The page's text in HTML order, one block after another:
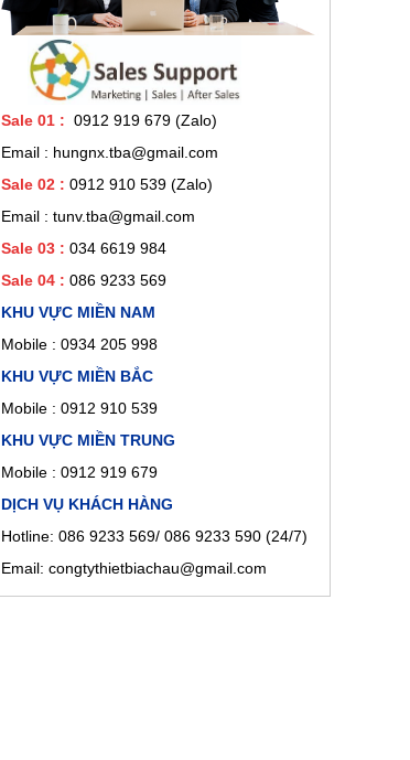
Sale 01 : 0912 919 679 (Zalo)
Email : hungnx.tba@gmail.com
Sale 02 : 0912 910 539 (Zalo)
Email : tunv.tba@gmail.com
Sale 03 : 034 6619 984
Sale 04 : 086 9233 569
KHU VỰC MIỀN NAM
Mobile : 0934 205 998
KHU VỰC MIỀN BẮC
Mobile : 0912 910 539
KHU VỰC MIỀN TRUNG
Mobile : 0912 919 679
DỊCH VỤ KHÁCH HÀNG
Hotline: 086 9233 569/ 086 9233 590 (24/7)
Email: congtythietbiachau@gmail.com